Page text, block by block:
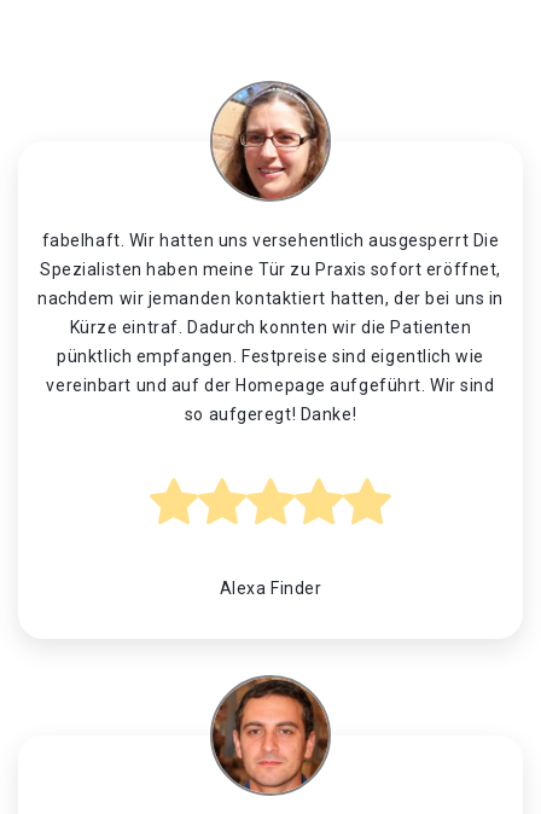
fabelhaft. Wir hatten uns versehentlich ausgesperrt Die
Spezialisten haben meine Tür zu Praxis sofort eröffnet,
nachdem wir jemanden kontaktiert hatten, der bei uns in
Kürze eintraf. Dadurch konnten wir die Patienten
pünktlich empfangen. Festpreise sind eigentlich wie
vereinbart und auf der Homepage aufgeführt. Wir sind
so aufgeregt! Danke!
Alexa Finder